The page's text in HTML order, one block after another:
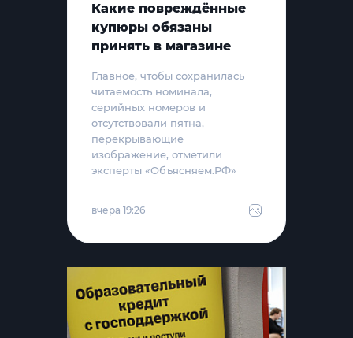
Какие повреждённые
купюры обязаны
принять в магазине
Главное, чтобы сохранилась
читаемость номинала,
серийных номеров и
отсутствовали пятна,
перекрывающие
изображение, отметили
эксперты «Объясняем.РФ»
вчера 19:26